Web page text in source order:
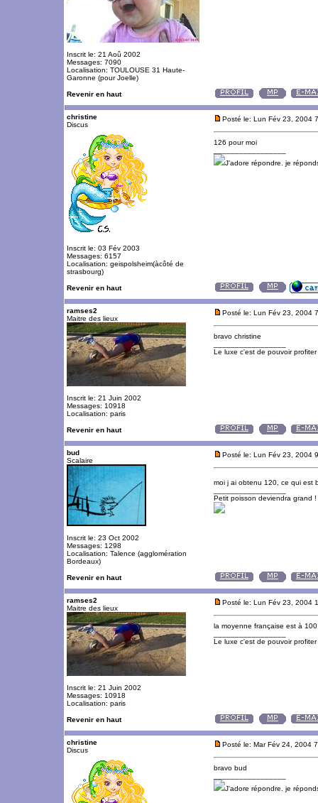
Inscrit le: 21 Aoû 2002
Messages: 7090
Localisation: TOULOUSE 31 Haute-
Garonne (pour Joelle)
Revenir en haut
christine
Discus
Inscrit le: 03 Fév 2003
Messages: 6157
Localisation: geispolsheim(àcôté de
strasbourg)
Posté le: Lun Fév 23, 2004
126 pour moi
J'adore répondre. je
Revenir en haut
ramses2
Maitre des lieux
Inscrit le: 21 Juin 2002
Messages: 10918
Localisation: paris
Posté le: Lun Fév 23, 2004
bravo christine
Le luxe c'est de pouvoir
Revenir en haut
bud
Scalaire
Inscrit le: 23 Oct 2002
Messages: 1298
Localisation: Talence (agglomération
Bordeaux)
Posté le: Lun Fév 23, 2004
moi j ai obtenu 120, ce qui est
Petit poisson deviendra grand !
Revenir en haut
ramses2
Maitre des lieux
Inscrit le: 21 Juin 2002
Messages: 10918
Localisation: paris
Posté le: Lun Fév 23, 2004
la moyenne française est à 100
Le luxe c'est de pouvoir
Revenir en haut
christine
Discus
Posté le: Mar Fév 24, 2004
bravo bud
J'adore répondre. je